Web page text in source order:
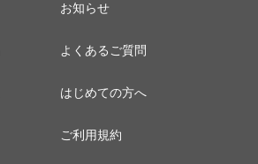
お知らせ
よくあるご質問
はじめての方へ
ご利用規約